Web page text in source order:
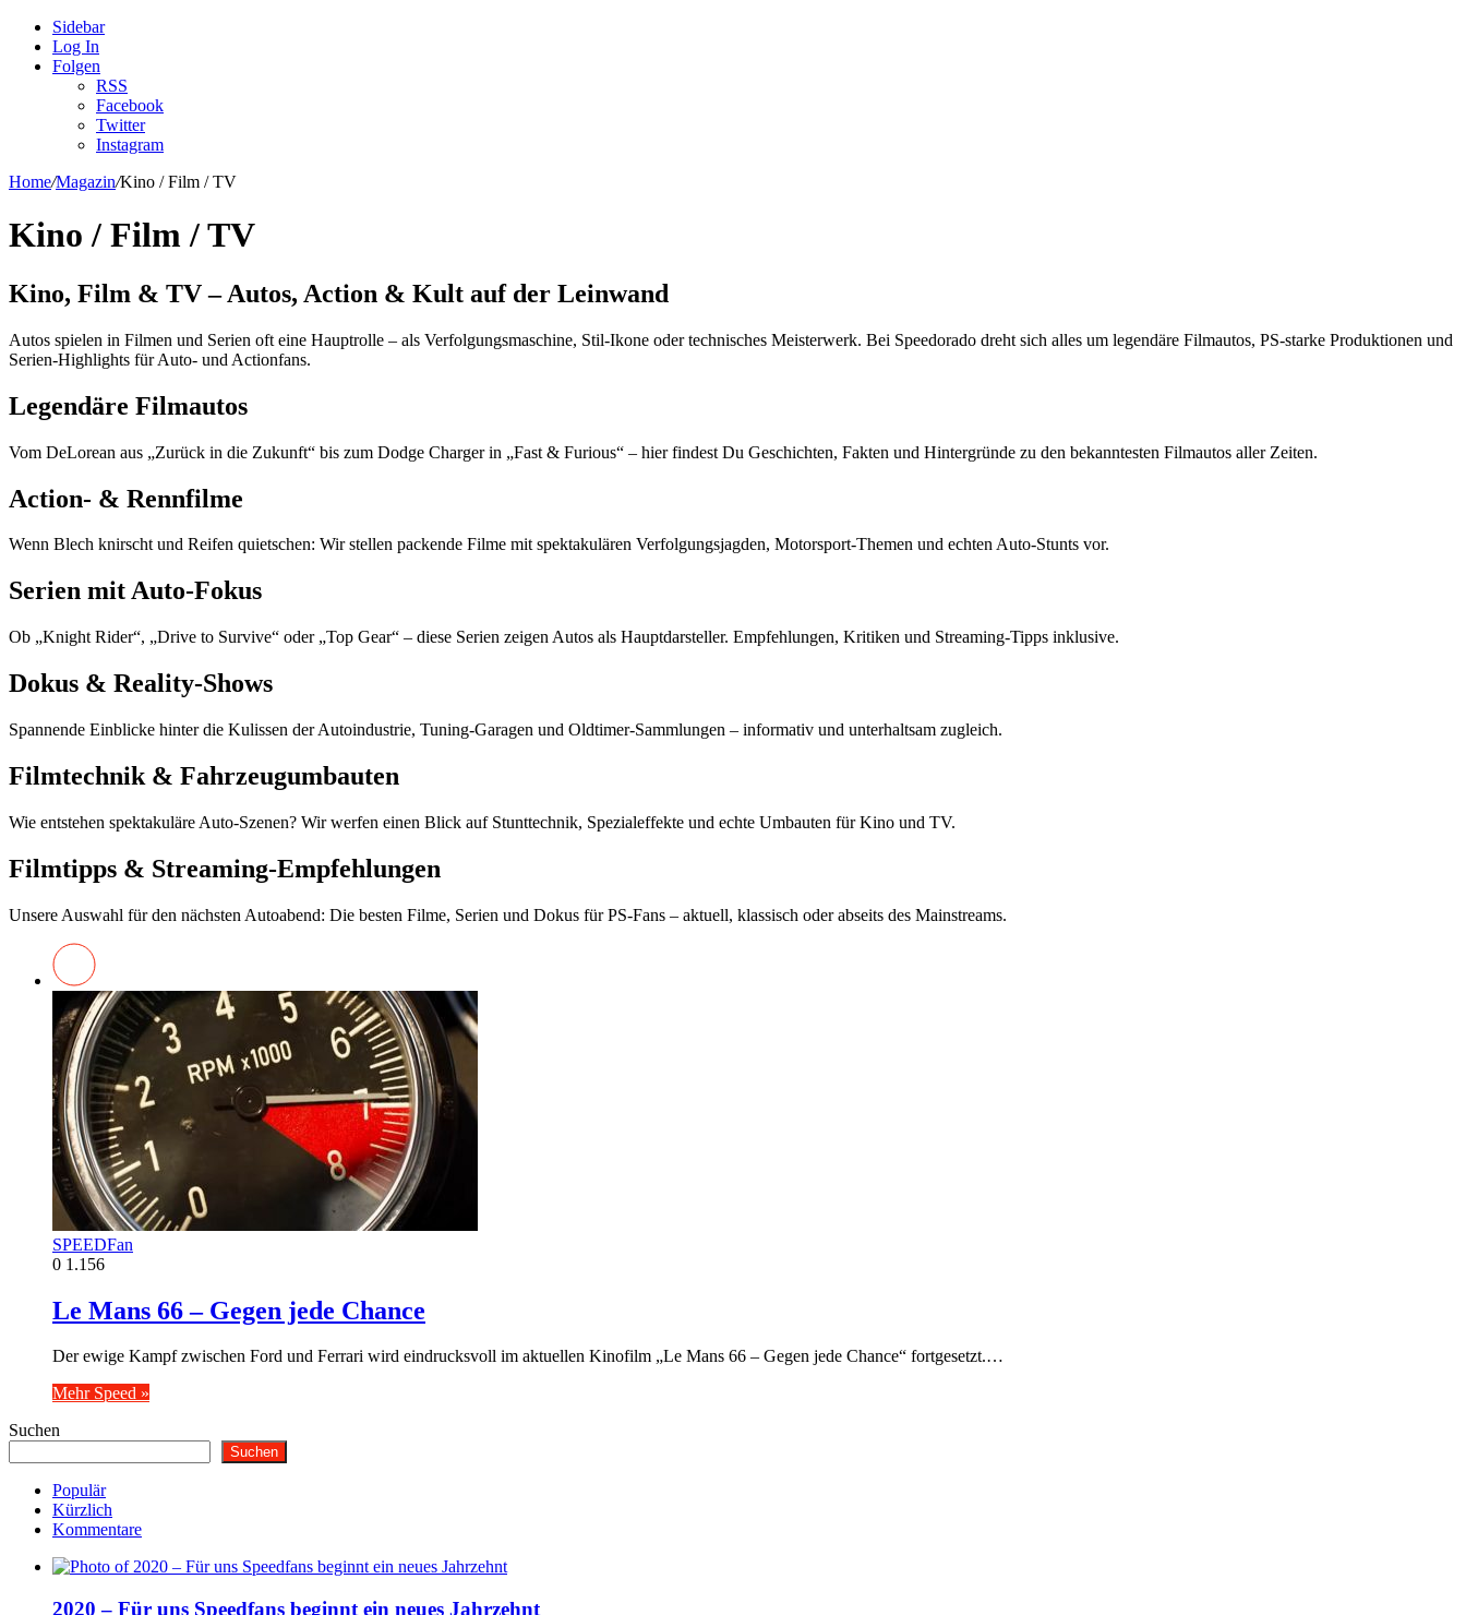
Sidebar
Log In
Folgen
RSS
Facebook
Twitter
Instagram
Home/Magazin/Kino / Film / TV
Kino / Film / TV
Kino, Film & TV – Autos, Action & Kult auf der Leinwand
Autos spielen in Filmen und Serien oft eine Hauptrolle – als Verfolgungsmaschine, Stil-Ikone oder technisches Meisterwerk. Bei Speedorado dreht sich alles um legendäre Filmautos, PS-starke Produktionen und
Serien-Highlights für Auto- und Actionfans.
Legendäre Filmautos
Vom DeLorean aus „Zurück in die Zukunft“ bis zum Dodge Charger in „Fast & Furious“ – hier findest Du Geschichten, Fakten und Hintergründe zu den bekanntesten Filmautos aller Zeiten.
Action- & Rennfilme
Wenn Blech knirscht und Reifen quietschen: Wir stellen packende Filme mit spektakulären Verfolgungsjagden, Motorsport-Themen und echten Auto-Stunts vor.
Serien mit Auto-Fokus
Ob „Knight Rider“, „Drive to Survive“ oder „Top Gear“ – diese Serien zeigen Autos als Hauptdarsteller. Empfehlungen, Kritiken und Streaming-Tipps inklusive.
Dokus & Reality-Shows
Spannende Einblicke hinter die Kulissen der Autoindustrie, Tuning-Garagen und Oldtimer-Sammlungen – informativ und unterhaltsam zugleich.
Filmtechnik & Fahrzeugumbauten
Wie entstehen spektakuläre Auto-Szenen? Wir werfen einen Blick auf Stunttechnik, Spezialeffekte und echte Umbauten für Kino und TV.
Filmtipps & Streaming-Empfehlungen
Unsere Auswahl für den nächsten Autoabend: Die besten Filme, Serien und Dokus für PS-Fans – aktuell, klassisch oder abseits des Mainstreams.
SPEEDFan
0 1.156
Le Mans 66 – Gegen jede Chance
Der ewige Kampf zwischen Ford und Ferrari wird eindrucksvoll im aktuellen Kinofilm „Le Mans 66 – Gegen jede Chance“ fortgesetzt.…
Mehr Speed »
Suchen
Suchen
Populär
Kürzlich
Kommentare
2020 – Für uns Speedfans beginnt ein neues Jahrzehnt